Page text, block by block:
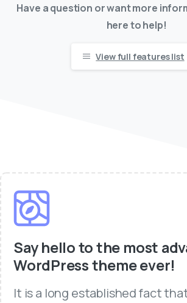
Have a question or want more
here to help!
View full features list
Say hello to the most
WordPress theme ever!
It is a long established fact